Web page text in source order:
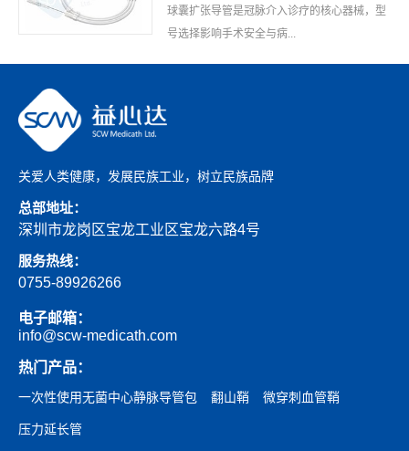
球囊扩张导管是冠脉介入诊疗的核心器械，型
号选择影响手术安全与病...
关爱人类健康，发展民族工业，树立民族品牌
总部地址：
深圳市龙岗区宝龙工业区宝龙六路4号
服务热线：
0755-89926266
电子邮箱：
info@scw-medicath.com
热门产品：
一次性使用无菌中心静脉导管包 翻山鞘 微穿刺血管鞘
压力延长管